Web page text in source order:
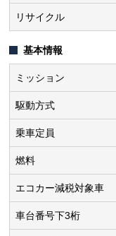
リサイクル
基本情報
ミッション
駆動方式
乗車定員
燃料
エコカー減税対象車
車台番号下3桁